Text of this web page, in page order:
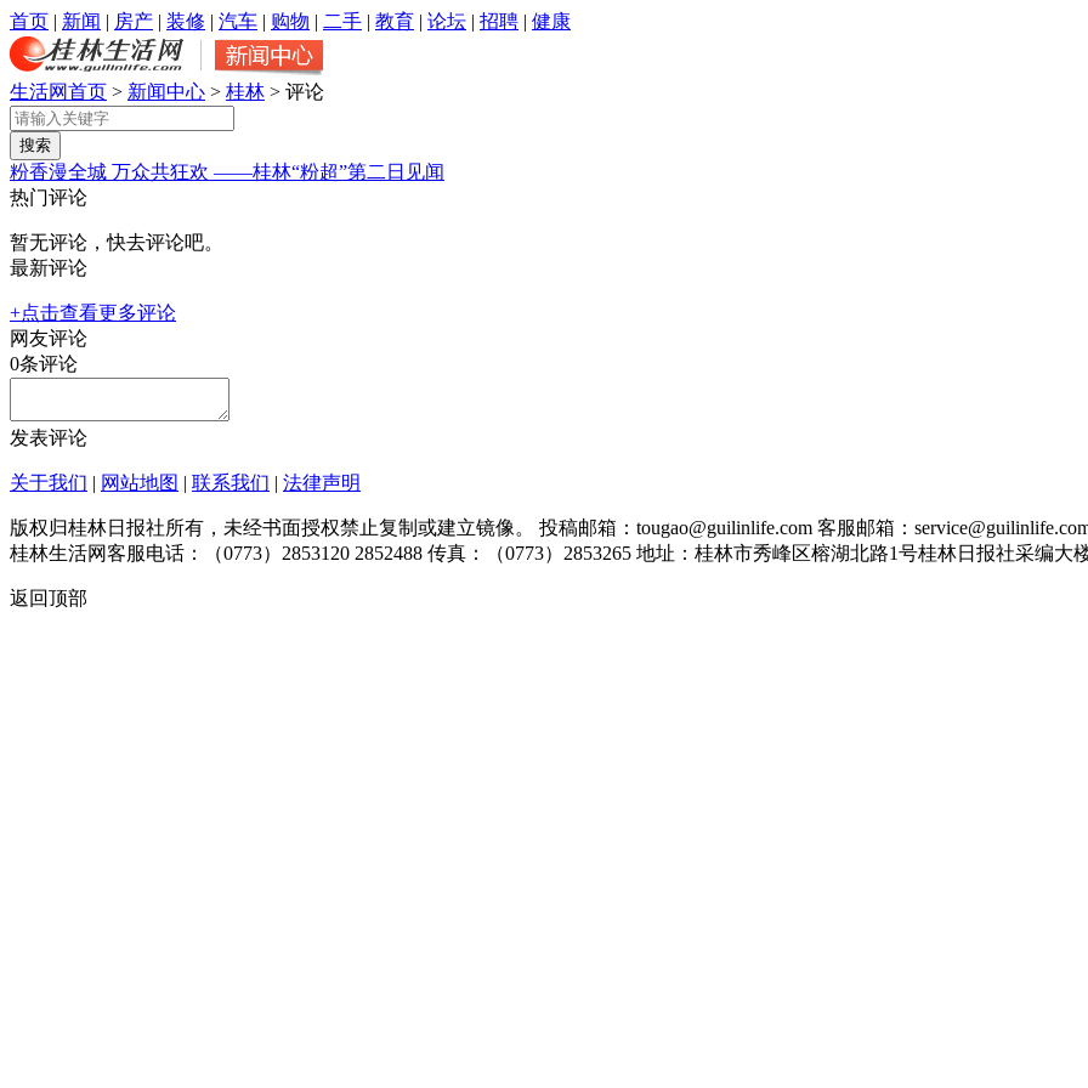
首页 | 新闻 | 房产 | 装修 | 汽车 | 购物 | 二手 | 教育 | 论坛 | 招聘 | 健康
生活网首页 > 新闻中心 > 桂林 > 评论
粉香漫全城 万众共狂欢 ——桂林“粉超”第二日见闻
热门评论
暂无评论，快去评论吧。
最新评论
+点击查看更多评论
网友评论
0条评论
发表评论
关于我们 | 网站地图 | 联系我们 | 法律声明
版权归桂林日报社所有，未经书面授权禁止复制或建立镜像。 投稿邮箱：tougao@guilinlife.com 客服邮箱：
桂林生活网客服电话：（0773）2853120 2852488 传真：（0773）2853265 地址：桂林市秀峰区榕湖北路1号桂林日报社采编大
返回顶部